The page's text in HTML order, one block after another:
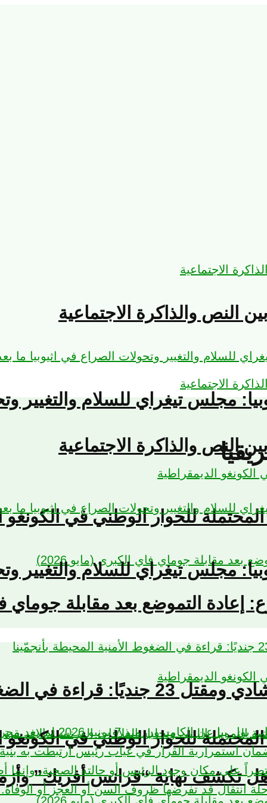
النص والذاكرة الاجتماعية
مجلس تيغراي للسلام والتغيير
للحوار الوطني في الكونغو
التموضع بعد مقابلة جوماي فاي
المحيطة بأنجمّينا
تكشف نهاية “فرانس أفريك” وأزمة
النص والذاكرة الاجتماعية
مجلس تيغراي للسلام والتغيير
للحوار الوطني في الكونغو